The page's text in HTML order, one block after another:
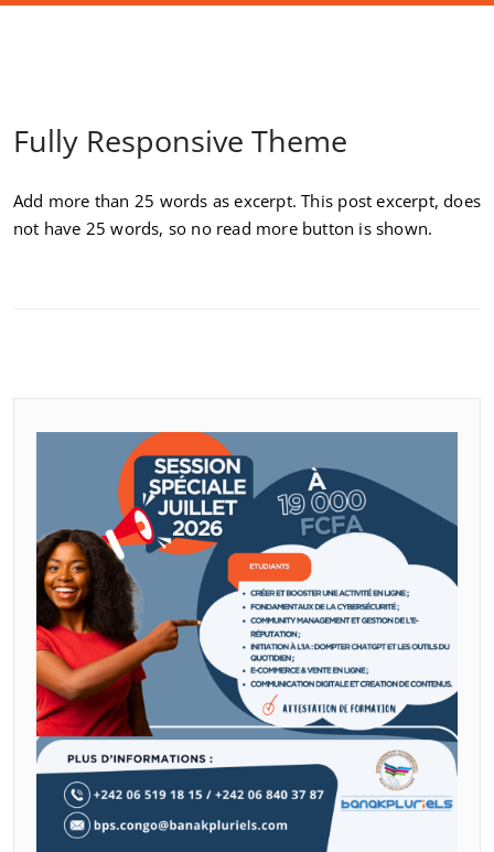
Fully Responsive Theme
Add more than 25 words as excerpt. This post excerpt, does
not have 25 words, so no read more button is shown.